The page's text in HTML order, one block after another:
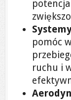
pomóc
ruchu i